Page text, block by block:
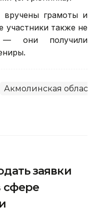
вручены грамоты и
участники также не
— они получили
Акмолинская
заявки
сфере